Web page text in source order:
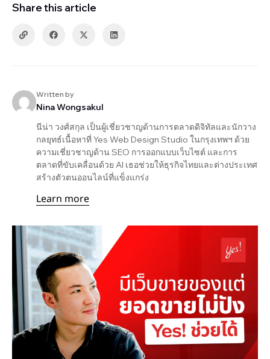
Share this article
Written by
Nina Wongsakul
นีน่า วงศ์สกุล เป็นผู้เชี่ยวชาญด้านการตลาดดิจิทัลและนักวาง
กลยุทธ์เนื้อหาที่ Yes Web Design Studio ในกรุงเทพฯ ด้วย
ความเชี่ยวชาญด้าน SEO การออกแบบเว็บไซต์ และการ
ตลาดที่ขับเคลื่อนด้วย AI เธอช่วยให้ธุรกิจไทยและต่างประเทศ
สร้างตัวตนออนไลน์ที่แข็งแกร่ง
Learn more